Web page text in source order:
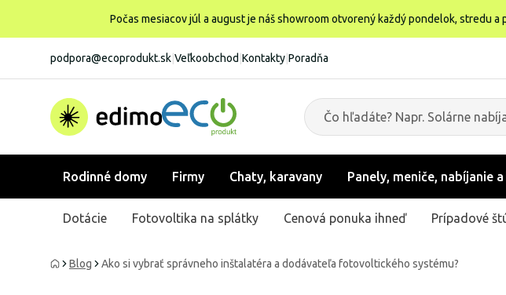
Počas mesiacov júl a august je náš showroom otvorený každý pondelok, stredu
podpora@ecoprodukt.sk Veľkoobchod Kontakty Poradňa
Rodinné domy Firmy Chaty, karavany Panely, meniče, nabíjanie
Dotácie Fotovoltika na splátky Cenová ponuka ihneď Prípadové
Blog Ako si vybrať správneho inštalatéra a dodávateľa fotovoltického systému?